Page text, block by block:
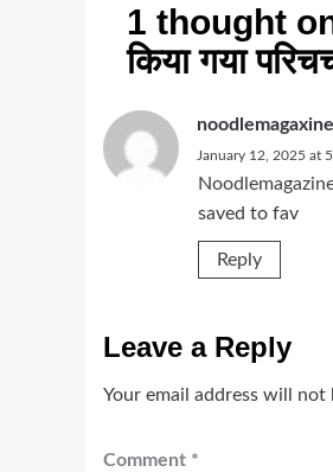
1 thought
किया गया
noodlemagaxine
January 12, 2025 at
saved to fav
Reply
Leave a Reply
Your email address will not
Comment *